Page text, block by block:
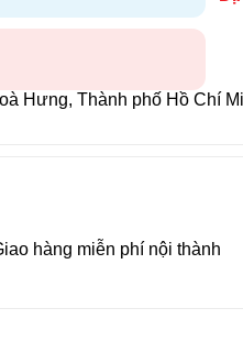
Hưng, Thành phố Hồ Chí
hàng miễn phí nội thành